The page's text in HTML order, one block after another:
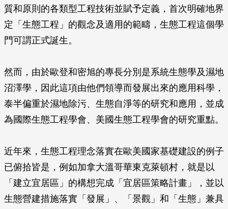
質和原則的各類型工程技術並賦予定義，首次明確地界
定「生態工程」的觀念及適用的範疇，生態工程這個學
門可謂正式誕生。
然而，由於歐登和密旭的專長分別是系統生態學及濕地
沼澤學，因此這項由他們領導而發展出來的應用科學，
泰半偏重於濕地除污、生態自淨等的研究和應用，並成
為國際生態工程學會、美國生態工程學會的研究重點。
近年來，生態工程理念落實在歐美國家基礎建設的例子
已俯拾皆是，例如加拿大溫哥華東克萊頓村，就是以
「建立宜居區」的構想完成「宜居區策略計畫」，並以
生態營建措施落實「發展」、「景觀」和「生態」兼具